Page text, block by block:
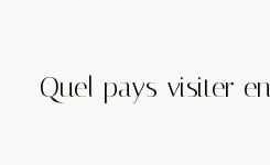
Quel pays visiter